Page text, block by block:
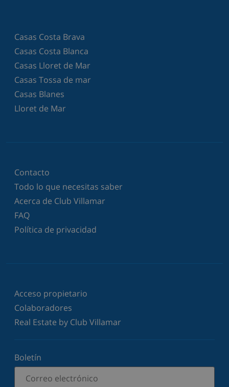
Casas Costa Brava
Casas Costa Blanca
Casas Lloret de Mar
Casas Tossa de mar
Casas Blanes
Lloret de Mar
Contacto
Todo lo que necesitas saber
Acerca de Club Villamar
FAQ
Política de privacidad
Acceso propietario
Colaboradores
Real Estate by Club Villamar
Boletín